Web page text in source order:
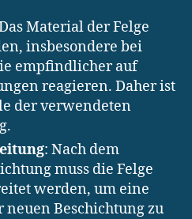
Material der Felge
insbesondere bei
empfindlicher auf
reagieren. Daher ist
der verwendeten
: Nach dem
muss die Felge
werden, um eine
Beschichtung zu